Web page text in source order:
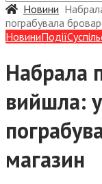
Новини
пограбувала
НовиниПодії
Набрала
вийшла:
магазин